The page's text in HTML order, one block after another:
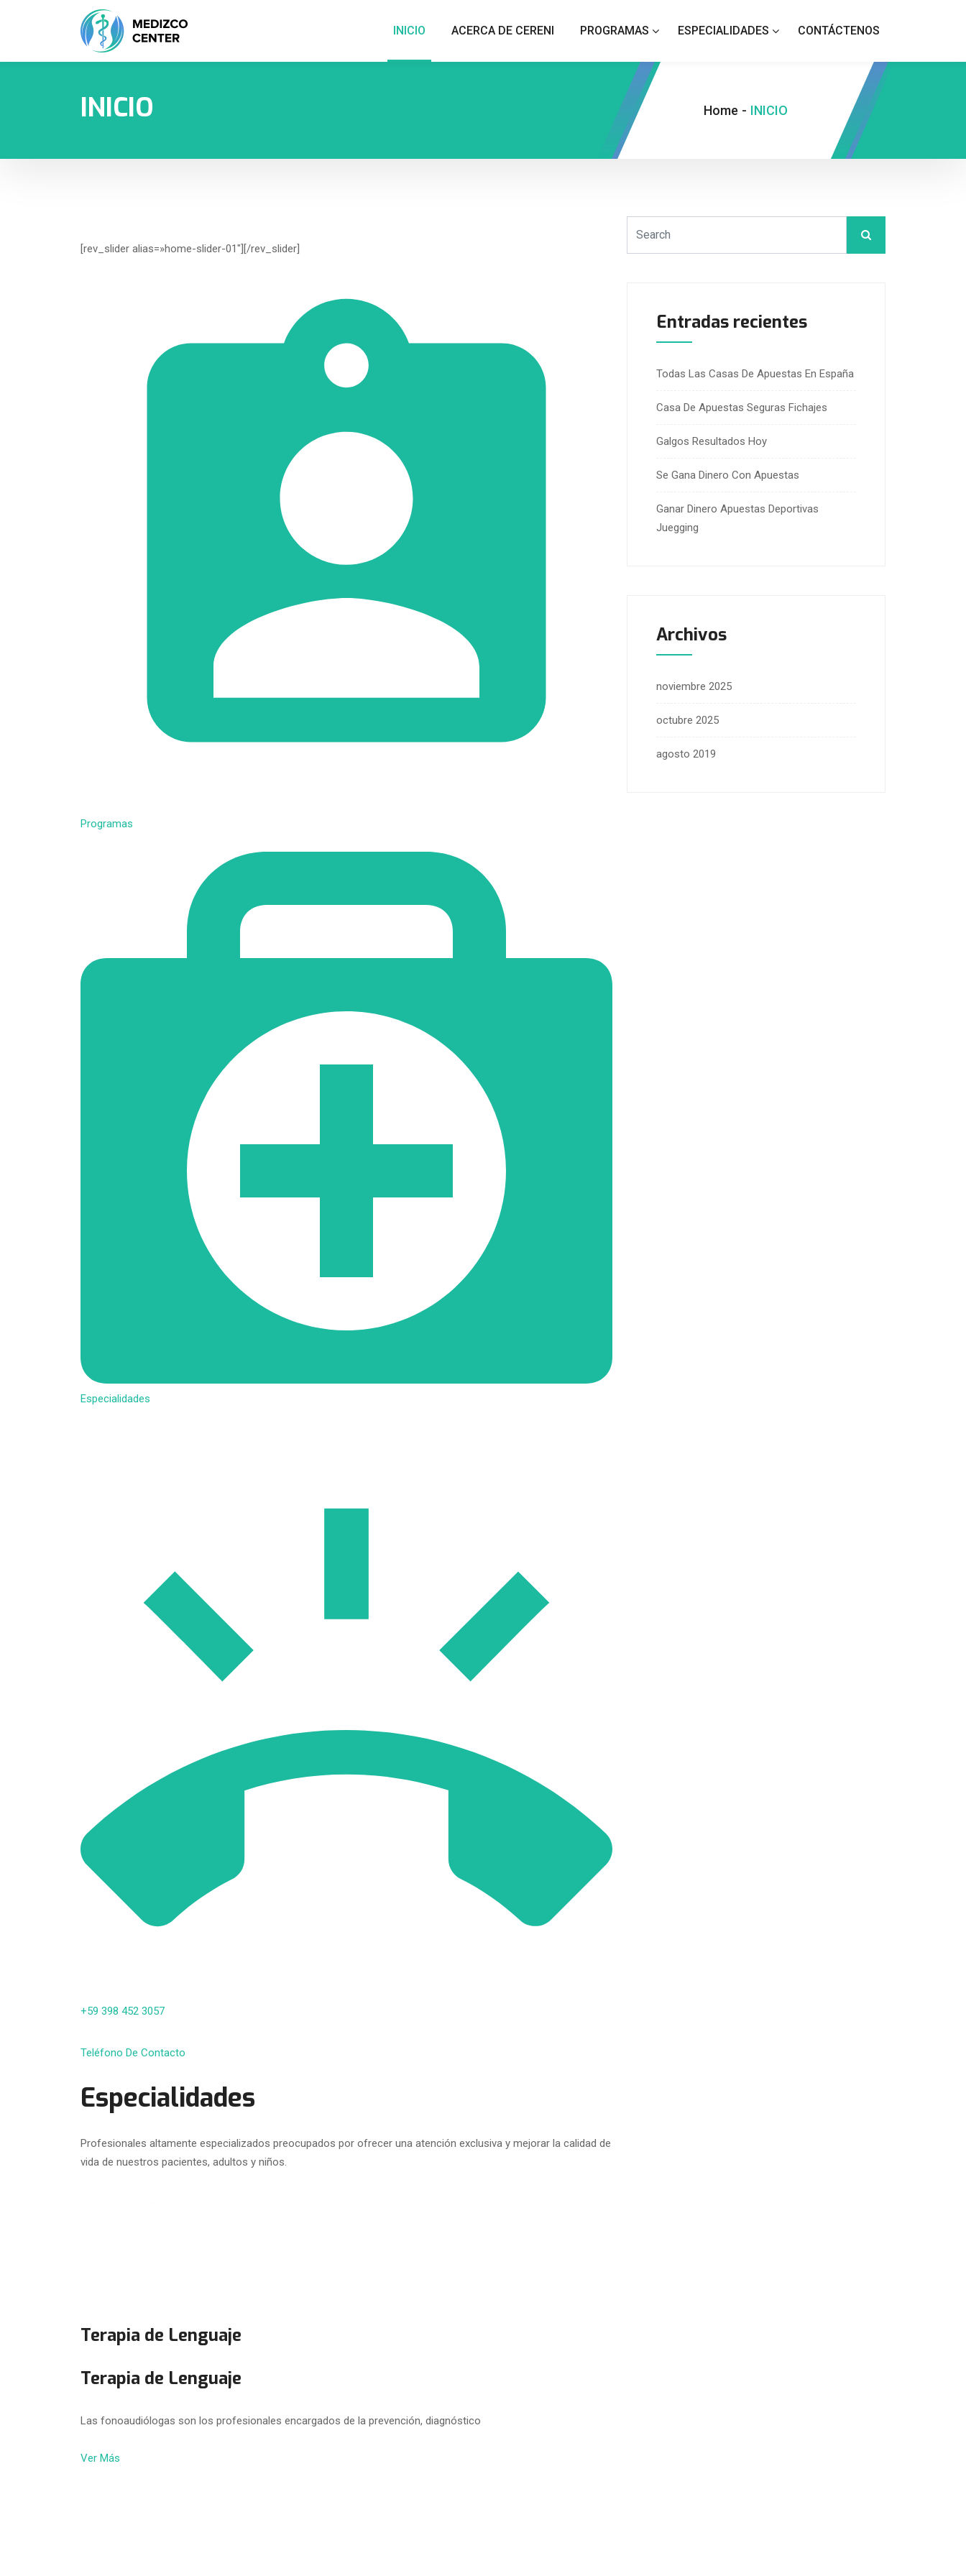
INICIO ACERCA DE CERENI PROGRAMAS ESPECIALIDADES CONTÁCTENOS
INICIO Home - INICIO
[rev_slider alias=»home-slider-01″][/rev_slider]
Programas
Especialidades
+59 398 452 3057
Teléfono De Contacto
Especialidades
Profesionales altamente especializados preocupados por ofrecer una atención exclusiva y mejorar la calidad de
vida de nuestros pacientes, adultos y niños.
Terapia de Lenguaje
Terapia de Lenguaje
Las fonoaudiólogas son los profesionales encargados de la prevención, diagnóstico
Ver Más
Entradas recientes
Todas Las Casas De Apuestas En España
Casa De Apuestas Seguras Fichajes
Galgos Resultados Hoy
Se Gana Dinero Con Apuestas
Ganar Dinero Apuestas Deportivas
Juegging
Archivos
noviembre 2025
octubre 2025
agosto 2019